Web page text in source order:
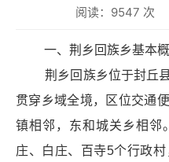
阅读： 9547 次
一、荆乡回族乡基本
荆乡回族乡位于封丘县
贯穿乡域全境，区位交通
镇相邻，东和城关乡相邻
庄、白庄、百寺5个行政